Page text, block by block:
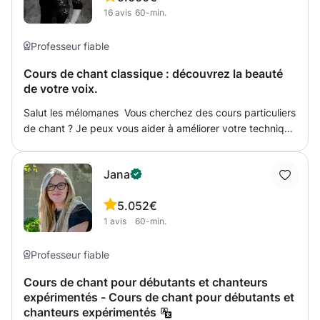
16 avis 60-min.
Professeur fiable
Cours de chant classique : découvrez la beauté
de votre voix.
Salut les mélomanes Vous cherchez des cours particuliers
de chant ? Je peux vous aider à améliorer votre technique
suis mezzo-soprano. J'ai obtenu mon Master au
Conservatoire Santa Cecilia de Rome. Avant mes études
italiennes, j'ai étudié à Codarts à Rotterdam. L'heure et la
date des cours sont flexibles. Langues d'enseignement :
Jana
5.0
1 avis
52€
60-min.
Professeur fiable
Cours de chant pour débutants et chanteurs
expérimentés - Cours de chant pour débutants et
chanteurs expérimentés